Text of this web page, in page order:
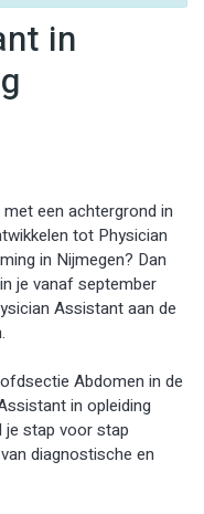
in
een achtergrond in
tot Physician
in Nijmegen? Dan
je vanaf september
Assistant aan de
Abdomen in de
in opleiding
je stap voor stap
diagnostische en